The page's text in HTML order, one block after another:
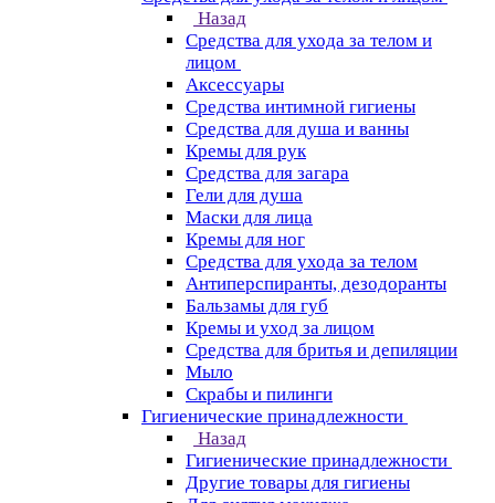
Назад
Средства для ухода за телом и
лицом
Аксессуары
Средства интимной гигиены
Средства для душа и ванны
Кремы для рук
Средства для загара
Гели для душа
Маски для лица
Кремы для ног
Средства для ухода за телом
Антиперспиранты, дезодоранты
Бальзамы для губ
Кремы и уход за лицом
Средства для бритья и депиляции
Мыло
Скрабы и пилинги
Гигиенические принадлежности
Назад
Гигиенические принадлежности
Другие товары для гигиены